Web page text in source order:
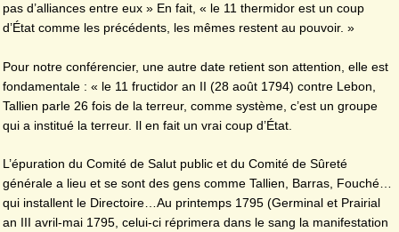
pas d’alliances entre eux » En fait, « le 11 thermidor est un coup
d’État comme les précédents, les mêmes restent au pouvoir. »
Pour notre conférencier, une autre date retient son attention, elle est
fondamentale : « le 11 fructidor an II (28 août 1794) contre Lebon,
Tallien parle 26 fois de la terreur, comme système, c’est un groupe
qui a institué la terreur. Il en fait un vrai coup d’État.
L’épuration du Comité de Salut public et du Comité de Sûreté
générale a lieu et se sont des gens comme Tallien, Barras, Fouché…
qui installent le Directoire…Au printemps 1795 (Germinal et Prairial
an III avril-mai 1795, celui-ci réprimera dans le sang la manifestation